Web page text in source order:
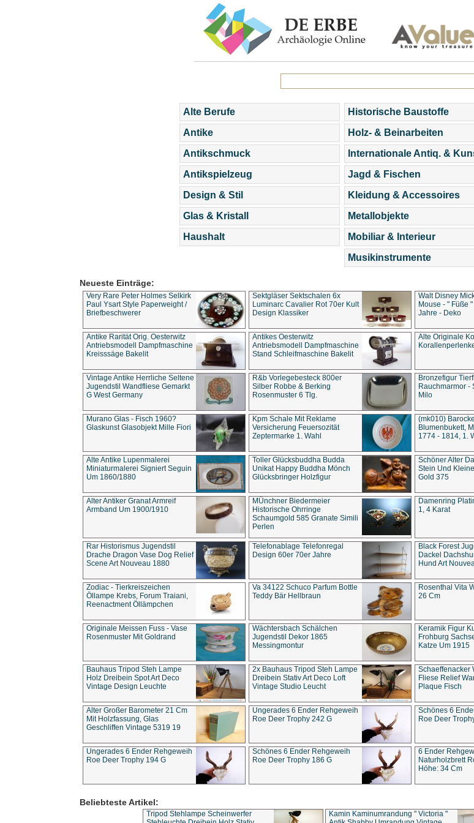
Alte Berufe
Antike
Antikschmuck
Antikspielzeug
Design & Stil
Glas & Kristall
Haushalt
Historische Baustoffe
Holz- & Beinarbeiten
Internationale Antiq. &
Jagd & Fischen
Kleidung & Accessoires
Metallobjekte
Mobiliar & Interieur
Musikinstrumente
Neueste Einträge:
Very Rare Peter Holmes Selkirk
Paul Ysart Style Paperweight /
Briefbeschwerer
Sektgläser Sektschalen 6x
Luminarc Cavalier Rot 70er Kult
Design Klassiker
Walt Disney
Mouse - " Füße
Jahre - Deko
Antike Rarität Orig. Oesterwitz
Antriebsmodell Dampfmaschine
Kreisssäge Bakelit
Antikes Oesterwitz
Antriebsmodell Dampfmaschine
Stand Schleifmaschine Bakelit
Alte Originale
Vintage Antike Herrliche Seltene
Jugendstil Wandfliese Gemarkt
G West Germany
R&b Vorlegebesteck 800er
Silber Robbe & Berking
Rosenmuster 6 Tlg.
Bronzefigur
Rauchmarmor -
Milo
Murano Glas - Fisch 1960?
Glaskunst Glasobjekt Mille Fiori
Kpm Schale Mit Reklame
Versicherung Feuersozität
Zeptermarke 1. Wahl
(mk010)
Blumenbukett,
1774 - 1814, 1.
Alte Antike Lupenmalerei
Miniaturmalerei Signiert Seguin
Um 1860/1880
Toller Glücksbuddha Budda
Unikat Happy Buddha Mönch
Glücksbringer Holzfigur
Schöner Alter
Stein Und
Gold 375
Alter Antiker Granat Armreif
Armband Um 1900/1910
MÜnchner Biedermeier
Historische Ohrringe
Schaumgold 585 Granate Simili
Perlen
Damenring
1, 4 Karat
Rar Historismus Jugendstil
Drache Dragon Vase Dog Relief
Scene Art Nouveau 1880
Telefonablage Telefonregal
Design 60er 70er Jahre
Black Forest
Dackel
Hund Art
Zodiac - Tierkreiszeichen
Öllampe Krebs, Forum Traiani,
Reenactment Öllämpchen
Va 34122 Schuco Parfum Bottle
Teddy Bär Hellbraun
Rosenthal Vita
26 Cm
Originale Meissen Fuss - Vase
Rosenmuster Mit Goldrand
Wächtersbach Schälchen
Jugendstil Dekor 1865
Messingmontur
Keramik Figur
Frohburg
Katze Um 1915
Bauhaus Tripod Steh Lampe
Holz Dreibein Spot Art Deco
Vintage Design Leuchte
2x Bauhaus Tripod Steh Lampe
Dreibein Stativ Art Deco Loft
Vintage Studio Leucht
Schaeffenacker
Fliese Relief
Plaque Fisch
Alter Großer Barometer 21 Cm
Mit Holzfassung, Glas
Geschliffen Vintage 5319 19
Ungerades 6 Ender Rehgeweih
Roe Deer Trophy 242 G
Schönes 6
Roe Deer
Ungerades 6 Ender Rehgeweih
Roe Deer Trophy 194 G
Schönes 6 Ender Rehgeweih
Roe Deer Trophy 186 G
6 Ender
Naturholzbrett
Höhe: 34 Cm
Beliebteste Artikel:
Tripod Stehlampe Scheinwerfer
Kamin Kaminumrandung " Victoria "